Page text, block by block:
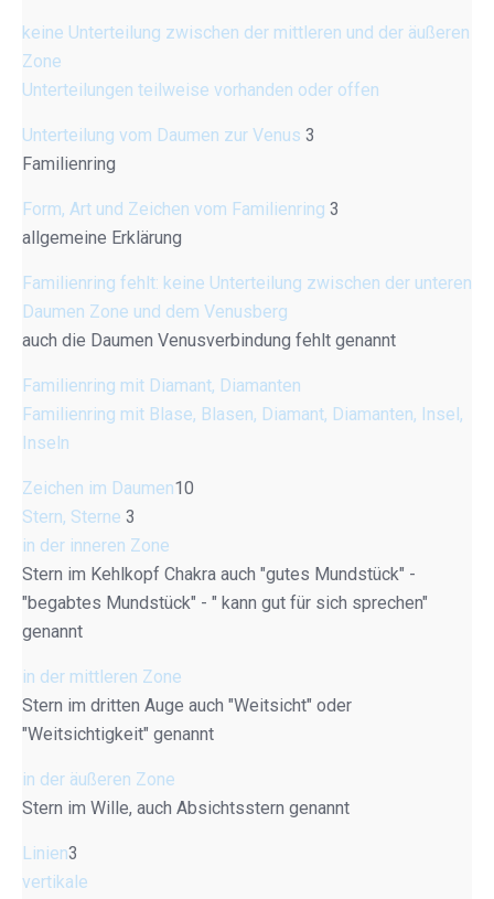
keine Unterteilung zwischen der mittleren und der äußeren
Zone
Unterteilungen teilweise vorhanden oder offen
Unterteilung vom Daumen zur Venus 3
Familienring
Form, Art und Zeichen vom Familienring 3
allgemeine Erklärung
Familienring fehlt: keine Unterteilung zwischen der unteren
Daumen Zone und dem Venusberg
auch die Daumen Venusverbindung fehlt genannt
Familienring mit Diamant, Diamanten
Familienring mit Blase, Blasen, Diamant, Diamanten, Insel,
Inseln
Zeichen im Daumen10
Stern, Sterne 3
in der inneren Zone
Stern im Kehlkopf Chakra auch "gutes Mundstück" -
"begabtes Mundstück" - " kann gut für sich sprechen"
genannt
in der mittleren Zone
Stern im dritten Auge auch "Weitsicht" oder
"Weitsichtigkeit" genannt
in der äußeren Zone
Stern im Wille, auch Absichtsstern genannt
Linien3
vertikale